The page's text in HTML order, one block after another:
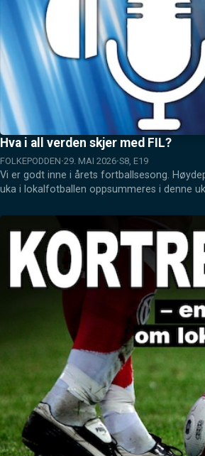
Hva i all verden skjer med FIL?
FOLKEPODDEN 29. MAI 2026 S8, E19
Vi er godt inne i årets fortballsesong.
uka i lokalfotballen oppsummeres i denne